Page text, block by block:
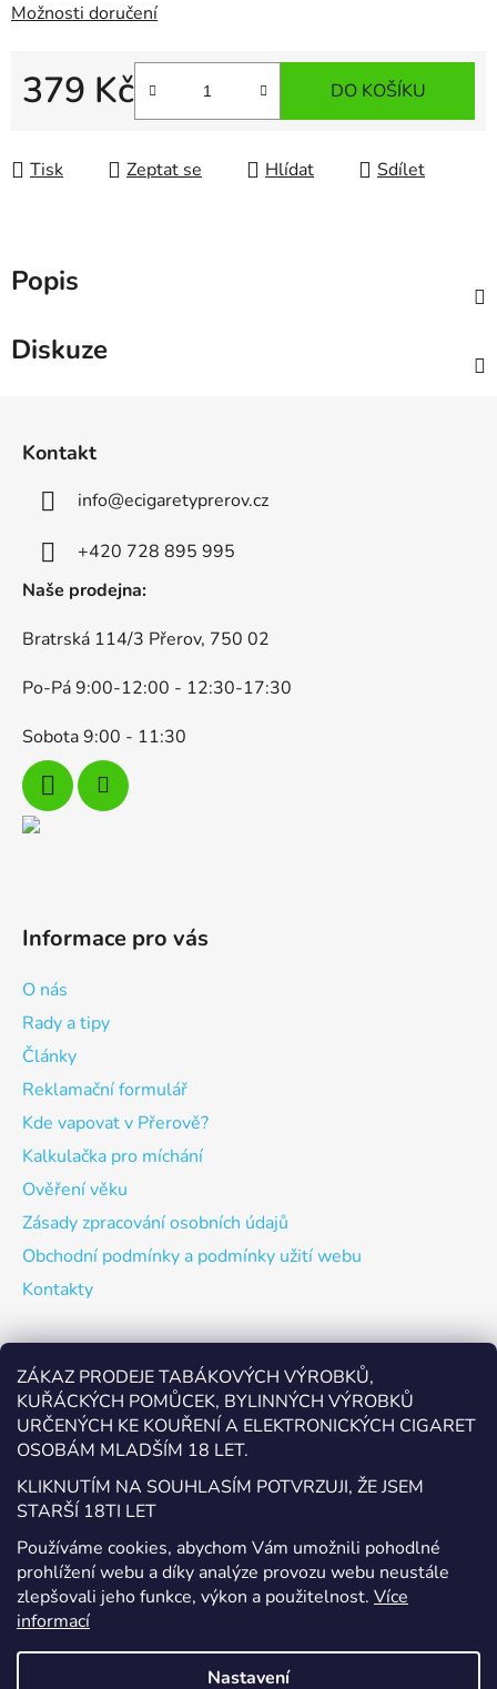
ZÁKAZ PRODEJE TABÁKOVÝCH VÝROBKŮ,
KUŘÁCKÝCH POMŮCEK, BYLINNÝCH VÝROBKŮ
URČENÝCH KE KOUŘENÍ A ELEKTRONICKÝCH CIGARET
OSOBÁM MLADŠÍM 18 LET.
KLIKNUTÍM NA SOUHLASÍM POTVRZUJI, ŽE JSEM
STARŠÍ 18TI LET
Používáme cookies, abychom Vám umožnili pohodlné
prohlížení webu a díky analýze provozu webu neustále
zlepšovali jeho funkce, výkon a použitelnost. Více
informací
Nastavení
Možnosti doručení
379 Kč DO KOŠÍKU
Tisk Zeptat se Hlídat Sdílet
Popis
Diskuze
Kontakt
info@ecigaretyprerov.cz
+420 728 895 995
Naše prodejna:
Bratrská 114/3 Přerov, 750 02
Po-Pá 9:00-12:00 - 12:30-17:30
Sobota 9:00 - 11:30
Informace pro vás
O nás
Rady a tipy
Články
Reklamační formulář
Kde vapovat v Přerově?
Kalkulačka pro míchání
Ověření věku
Zásady zpracování osobních údajů
Obchodní podmínky a podmínky užití webu
Kontakty
Odebírat newsletter
Vložte svůj e-mail a my vám budeme zasílat informace o
nových produktech na našem e-shopu.
E-mail
Vložením e-mailu souhlasíte s
podmínkami ochrany
osobních údajů
PŘIHLÁSIT SE